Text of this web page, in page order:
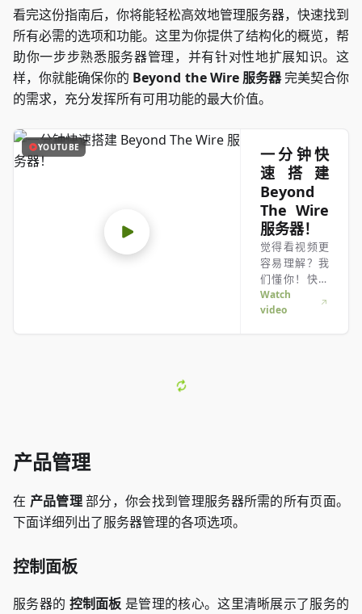
看完这份指南后，你将能轻松高效地管理服务器，快速找到
所有必需的选项和功能。这里为你提供了结构化的概览，帮
助你一步步熟悉服务器管理，并有针对性地扩展知识。这
样，你就能确保你的 Beyond the Wire 服务器完美契合你
的需求，充分发挥所有可用功能的最大价值。
YOUTUBE
一分钟快
速搭建
Beyond
The Wire
服务器！
觉得看视频更
容易理解？我
们懂你！快来
看看这段视
频，帮你轻松
Watch
video
产品管理
在 产品管理部分，你会找到管理服务器所需的所有页面。
下面详细列出了服务器管理的各项选项。
控制面板
服务器的 控制面板 是管理的核心。这里清晰展示了服务的